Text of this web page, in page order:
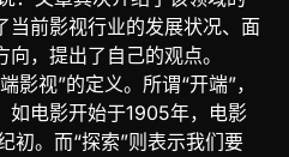
当前影视行业的发展状况、面
，提出了自己的观点。
影视”的定义。所谓“开端”，
如电影开始于1905年，电影
初。而“探索”则表示我们要